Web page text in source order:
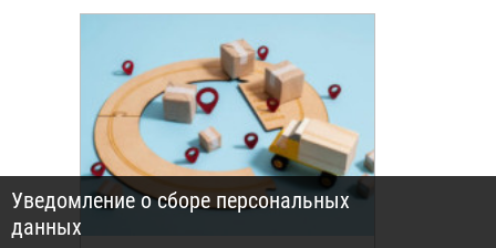
Уведомление о сборе персональных
данных